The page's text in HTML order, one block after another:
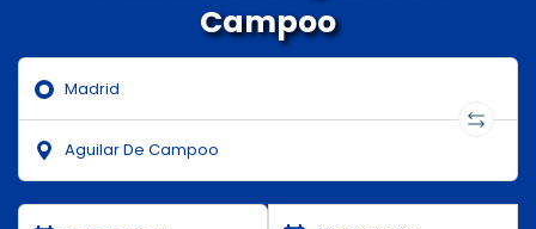
Campoo